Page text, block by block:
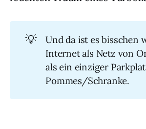
💡
Und da ist es bisschen
Internet als Netz von
als ein einziger
Pommes/Schranke.